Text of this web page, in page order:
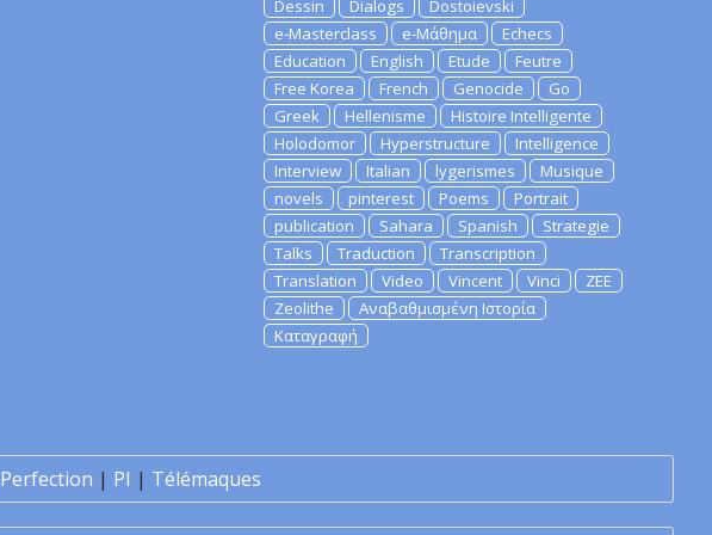
Dessin
Dialogs
Dostoievski
e-Masterclass
e-Μάθημα
Echecs
Education
English Etude
Feutre
Free Korea
French Genocide
Go
Greek
Hellenisme
Histoire Intelligente
Holodomor
Hyperstructure
Intelligence
Interview
Italian lygerismes
Musique
novels
pinterest Poems
Portrait
publication
Sahara Spanish
Strategie
Talks
Traduction
Transcription
Translation
Video Vincent Vinci
ZEE
Zeolithe
Αναβαθμισμένη Ιστορία
Καταγραφή
Perfection | PI | Télémaques